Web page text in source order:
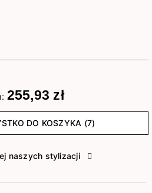
255,93 zł
DO KOSZYKA (7)
naszych stylizacji